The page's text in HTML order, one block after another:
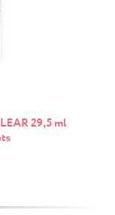
29,5 ml